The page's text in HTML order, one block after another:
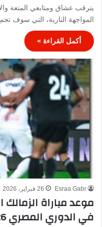
يترقب عشاق ومتابعي المتعة
المواجهة النارية، التي سوف
أكمل القراءة »
Esraa Gabr 26 فبراير، 2026
موعد مباراة
في الدوري المصري 2026-2025